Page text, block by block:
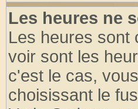
Les heures ne
Les heures sont
voir sont les
c'est le cas,
choisissant le